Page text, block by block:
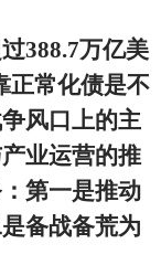
388.7万亿美
正常化债是不
风口上的主
业运营的推
第一是推动
备战备荒为